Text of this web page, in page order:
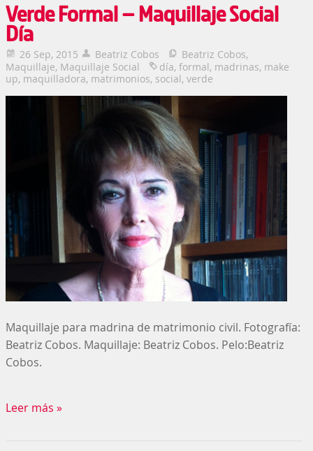
Verde Formal – Maquillaje Social
Día
26 Sep, 2015 Beatriz Cobos Beatriz Cobos,
Maquillaje, Maquillaje Social día, formal, madrinas, make
up, maquilladora, matrimonios, social, verde
Maquillaje para madrina de matrimonio civil. Fotografía:
Beatriz Cobos. Maquillaje: Beatriz Cobos. Pelo:Beatriz
Cobos.
Leer más »